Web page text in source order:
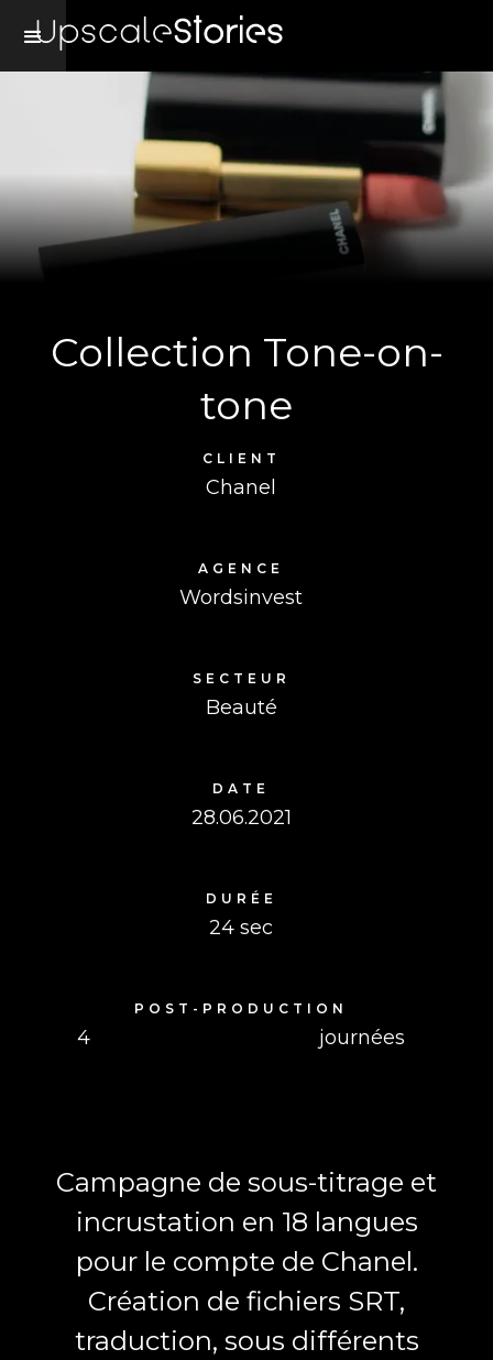
Collection Tone-on-
tone
CLIENT
Chanel
AGENCE
Wordsinvest
SECTEUR
Beauté
DATE
28.06.2021
DURÉE
24 sec
POST-PRODUCTION
4 journées
Campagne de sous-titrage et
incrustation en 18 langues
pour le compte de Chanel.
Création de fichiers SRT,
traduction, sous différents